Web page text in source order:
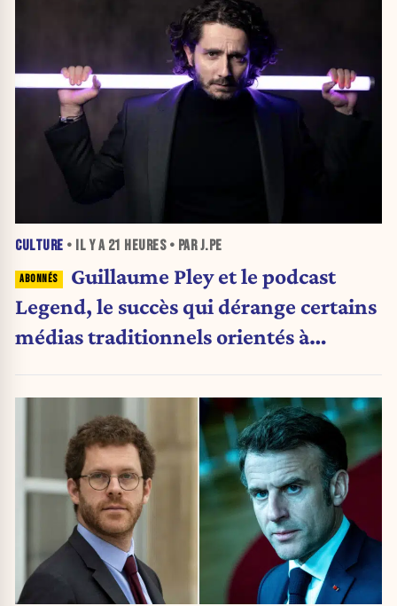
CULTURE • IL Y A 21 HEURES• PAR J.PE
Guillaume Pley et le podcast
Legend, le succès qui dérange certains
médias traditionnels orientés à